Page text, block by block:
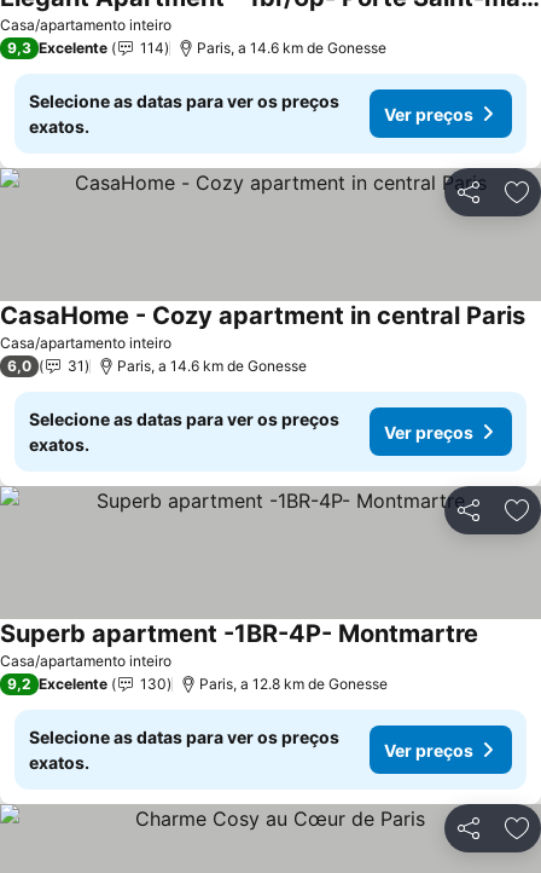
Casa/apartamento inteiro
9,3 Excelente 114 Paris, a 14.6 km de Gonesse
Selecione as datas para ver os preços
exatos.
Ver preços
Partilhar
Casa/apartamento inteiro
CasaHome - Cozy apartment in central Paris
6,0 31 Paris, a 14.6 km de Gonesse
Selecione as datas para ver os preços
exatos.
Ver preços
Partilhar
Casa/apartamento inteiro
Superb apartment -1BR-4P- Montmartre
9,2 Excelente 130 Paris, a 12.8 km de Gonesse
Selecione as datas para ver os preços
exatos.
Ver preços
Partilhar